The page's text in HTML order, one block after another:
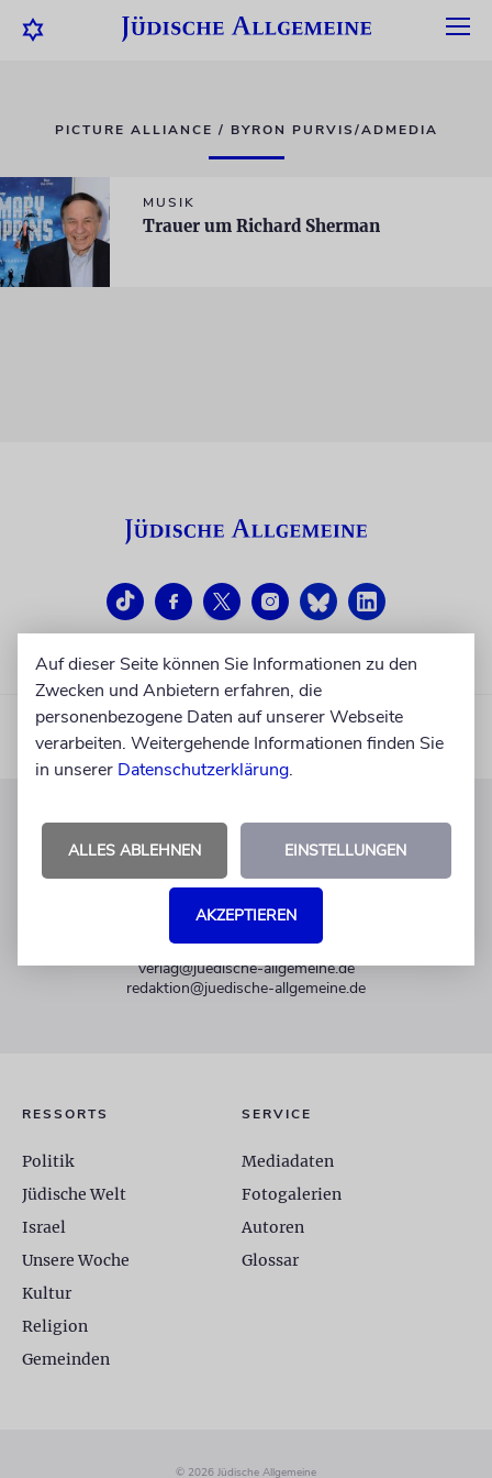
PICTURE ALLIANCE / BYRON PURVIS/ADMEDIA
MUSIK
Trauer um Richard Sherman
KUNDENSERVICE
+49 30 275833 0
Mo-Do 9-17 Uhr
verlag@juedische-allgemeine.de
redaktion@juedische-allgemeine.de
RESSORTS
Politik
Jüdische Welt
Israel
Unsere Woche
Kultur
Religion
Gemeinden
SERVICE
Mediadaten
Fotogalerien
Autoren
Glossar
© 2026 Jüdische Allgemeine
Auf dieser Seite können Sie Informationen zu den
Zwecken und Anbietern erfahren, die
personenbezogene Daten auf unserer Webseite
verarbeiten. Weitergehende Informationen finden Sie
in unserer Datenschutzerklärung.
ALLES ABLEHNEN EINSTELLUNGEN
AKZEPTIEREN